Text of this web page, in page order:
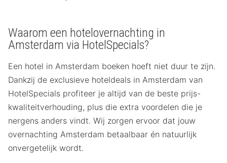
Waarom een hotelovernachting in
Amsterdam via HotelSpecials?
Een hotel in Amsterdam boeken hoeft niet duur te zijn.
Dankzij de exclusieve hoteldeals in Amsterdam van
HotelSpecials profiteer je altijd van de beste prijs-
kwaliteitverhouding, plus die extra voordelen die je
nergens anders vindt. Wij zorgen ervoor dat jouw
overnachting Amsterdam betaalbaar én natuurlijk
onvergetelijk wordt.